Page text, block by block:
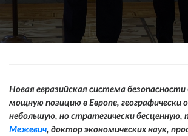
Новая евразийская система
мощную позицию в Европе, географически
небольшую, но стратегически бесценную,
Межевич, доктор экономических наук,